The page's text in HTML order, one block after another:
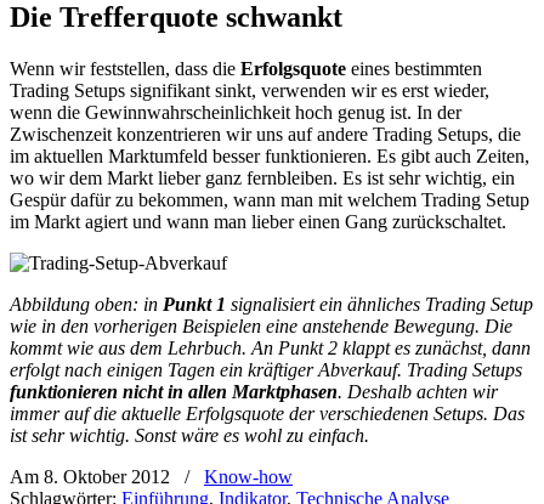
Die Trefferquote schwankt
Wenn wir feststellen, dass die Erfolgsquote eines bestimmten
Trading Setups signifikant sinkt, verwenden wir es erst wieder,
wenn die Gewinnwahrscheinlichkeit hoch genug ist. In der
Zwischenzeit konzentrieren wir uns auf andere Trading Setups, die
im aktuellen Marktumfeld besser funktionieren. Es gibt auch Zeiten,
wo wir dem Markt lieber ganz fernbleiben. Es ist sehr wichtig, ein
Gespür dafür zu bekommen, wann man mit welchem Trading Setup
im Markt agiert und wann man lieber einen Gang zurückschaltet.
Abbildung oben: in Punkt 1 signalisiert ein ähnliches Trading Setup
wie in den vorherigen Beispielen eine anstehende Bewegung. Die
kommt wie aus dem Lehrbuch. An Punkt 2 klappt es zunächst, dann
erfolgt nach einigen Tagen ein kräftiger Abverkauf. Trading Setups
funktionieren nicht in allen Marktphasen. Deshalb achten wir
immer auf die aktuelle Erfolgsquote der verschiedenen Setups. Das
ist sehr wichtig. Sonst wäre es wohl zu einfach.
Am 8. Oktober 2012
/
Know-how
Schlagwörter: Einführung, Indikator, Technische Analyse